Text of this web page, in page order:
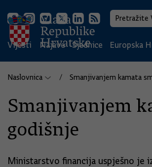
Vijesti Najave Sjednice Europska
Naslovnica Smanjivanjem kamata
Smanjivanjem
godišnje
Ministarstvo financija uspješno je